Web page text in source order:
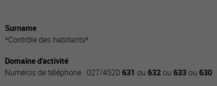
Surname
*Contrôle des habitants*
Domaine d'activité
Numéros de téléphone : 027/4520 631 ou 632ou 633ou 630